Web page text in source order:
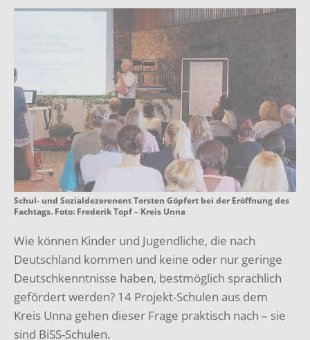
Schul- und Sozialdezerenent Torsten Göpfert bei der Eröffnung des
Fachtags. Foto: Frederik Topf – Kreis Unna
Wie können Kinder und Jugendliche, die nach
Deutschland kommen und keine oder nur geringe
Deutschkenntnisse haben, bestmöglich sprachlich
gefördert werden? 14 Projekt-Schulen aus dem
Kreis Unna gehen dieser Frage praktisch nach – sie
sind BiSS-Schulen.